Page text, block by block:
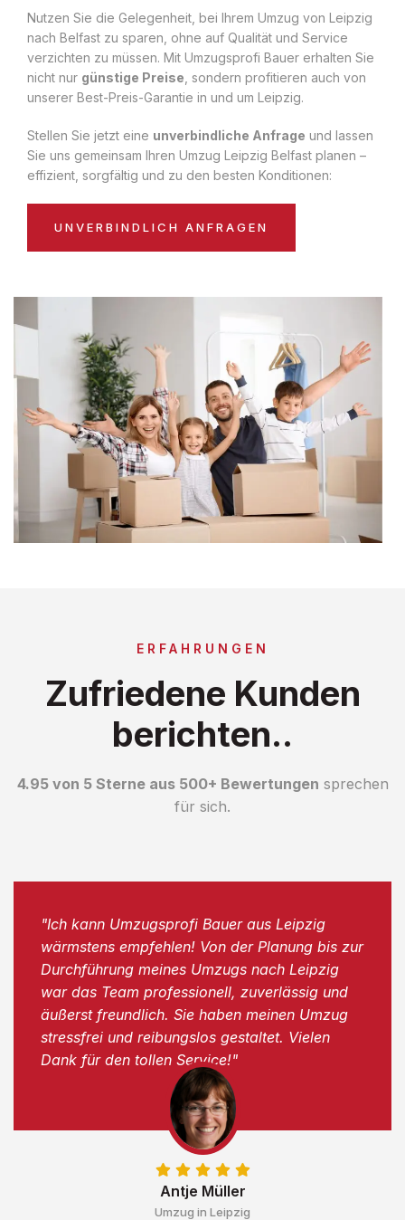
Nutzen Sie die Gelegenheit, bei Ihrem Umzug von Leipzig
nach Belfast zu sparen, ohne auf Qualität und Service
verzichten zu müssen. Mit Umzugsprofi Bauer erhalten Sie
nicht nur günstige Preise , sondern profitieren auch von
unserer Best-Preis-Garantie in und um Leipzig.
Stellen Sie jetzt eine unverbindliche Anfrage und lassen
Sie uns gemeinsam Ihren Umzug Leipzig Belfast planen –
effizient, sorgfältig und zu den besten Konditionen:
UNVERBINDLICH ANFRAGEN
ERFAHRUNGEN
Zufriedene Kunden
berichten..
4.95 von 5 Sterne aus 500+ Bewertungen sprechen
für sich.
Antje Müller
Umzug in Leipzig
"Ich kann Umzugsprofi Bauer aus Leipzig
wärmstens empfehlen! Von der Planung bis zur
Durchführung meines Umzugs nach Leipzig
war das Team professionell, zuverlässig und
äußerst freundlich. Sie haben meinen Umzug
stressfrei und reibungslos gestaltet. Vielen
Dank für den tollen Service!"